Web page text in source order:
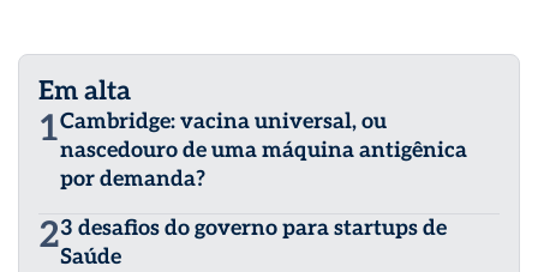
Em alta
1Cambridge: vacina universal, ou
nascedouro de uma máquina antigênica
por demanda?
23 desafios do governo para startups de
Saúde